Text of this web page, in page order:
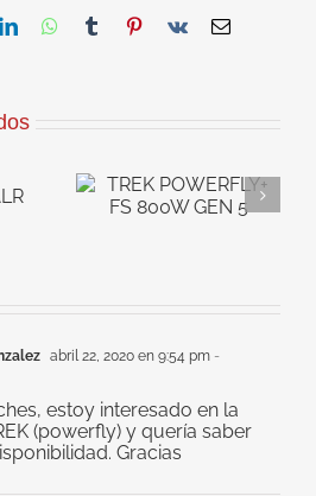
LinkedInWhatsApp
TumblrPinterest
Vk
Correo
TREK RAIL 9.8
800W GX AXS T-
abril 22, 2020 en 9:54 pm -
estoy interesado en la
(powerfly) y quería saber
Gracias